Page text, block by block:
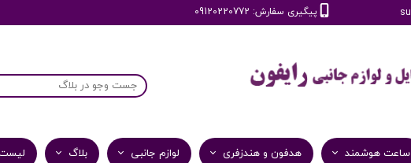
پیگیری سفارش: 09120220772
ساعت هوشمند هدفون و هندزفری لوازم جانبی بلاگ